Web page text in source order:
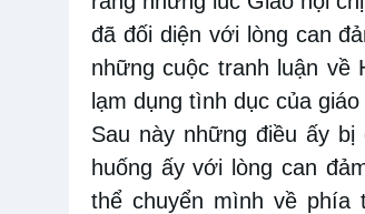
đã đối diện với lòng can
những cuộc tranh luận về
lạm dụng tình dục của
Sau này những điều ấy
huống ấy với lòng can
thể chuyển mình về phía